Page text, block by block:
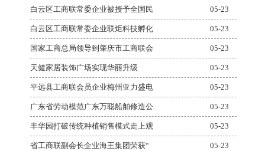
白云区工商联常委企业被授予全国民 05-23
白云区工商联常委企业联炬科技孵化 05-23
国家工商总局领导到肇庆市工商联会 05-23
天健家居装饰广场实现华丽升级 05-23
平远县工商联会员企业梅州亚力盛电 05-23
广东省劳动模范广东万聪船舶修造公 05-23
丰华园打破传统种植销售模式走上观 05-23
省工商联副会长企业海王集团荣获“ 05-23